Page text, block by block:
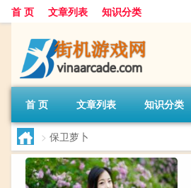
首 页 文章列表 知识分类
首 页 文章列表 知识分类
> 保卫萝卜